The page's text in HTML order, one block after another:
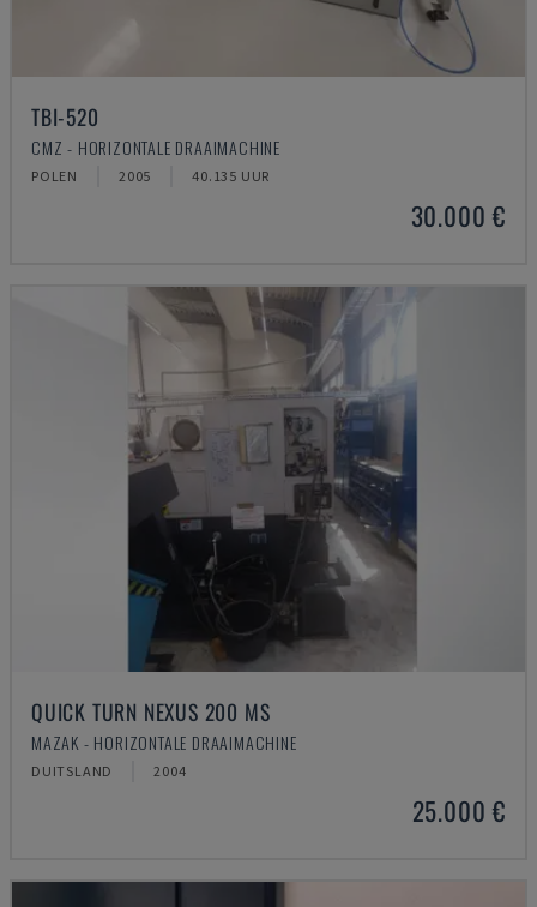
TBI-520
CMZ - HORIZONTALE DRAAIMACHINE
POLEN 2005 40.135 UUR
30.000 €
QUICK TURN NEXUS 200 MS
MAZAK - HORIZONTALE DRAAIMACHINE
DUITSLAND 2004
25.000 €